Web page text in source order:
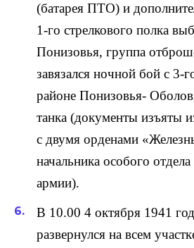
(батарея ПТО) и
1-го стрелкового полка
Понизовья, группа
завязался ночной бой с 3-
районе Понизовья-
танка (документы изъяты
с двумя орденами
начальника особого
армии).
В 10.00 4 октября 1941
развернулся на всем